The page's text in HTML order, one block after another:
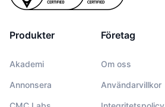
Produkter
Akademi
Annonsera
Företag
Om oss
Användarvillkor